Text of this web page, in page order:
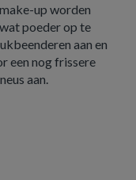
up worden
poeder op te
aan en
een nog frissere
aan.